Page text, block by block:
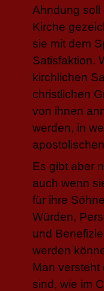
Ahndung soll
Kirche
sie mit dem
Satisfaktion.
kirchlichen
christlichen
von ihnen
werden, in
Es gibt aber
auch wenn
für ihre
Würden,
und
werden
Man versteht
sind, wie im